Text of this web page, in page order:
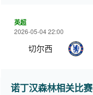
英超
2026-05-04 22:00
切尔西
诺丁汉森林相关比赛